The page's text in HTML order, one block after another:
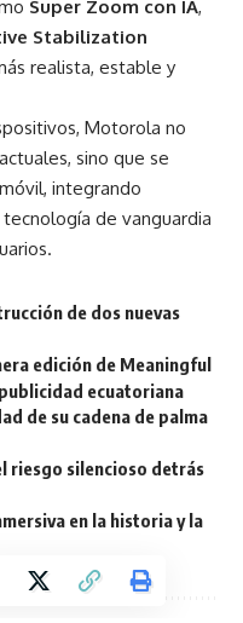
Super Zoom con IA,
Stabilization
realista, estable y
Motorola no
sino que se
integrando
de vanguardia
de dos nuevas
edición de Meaningful
ecuatoriana
de su cadena de palma
riesgo silencioso detrás
en la historia y la